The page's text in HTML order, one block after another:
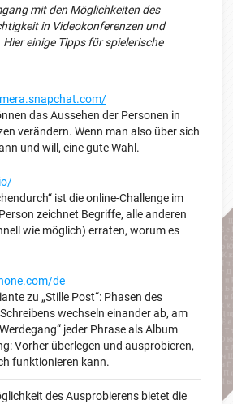
mit den Möglichkeiten des
in Videokonferenzen und
einige Tipps für spielerische
das Aussehen der Personen in
verändern. Wenn man also über sich
und will, eine gute Wahl.
ist die online-Challenge im
zeichnet Begriffe, alle anderen
wie möglich) erraten, worum es
de
zu „Stille Post“: Phasen des
wechseln einander ab, am
jeder Phrase als Album
Vorher überlegen und ausprobieren,
funktionieren kann.
des Ausprobierens bietet die